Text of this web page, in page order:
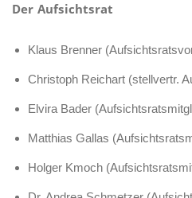
Der Aufsichtsrat
Klaus Brenner
Christoph Reichart (stellvertr.
Elvira Bader
Matthias Gallas
Holger Kmoch